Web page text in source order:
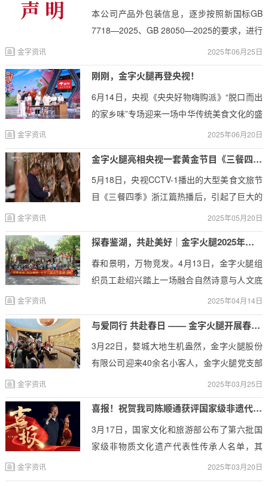
​本公司产品外包装信息，逐步按照新国标GB
7718—2025、GB 28050—2025的要求，进行
2025年06月25日
金字资讯
刚刚，金字火腿再登央视！
6月14日，央视《央央好物嗨购派》“脱口而出
的家乡味”专场迎来一场中华传统美食文化的盛
宴。作为金华火腿行业的代表，金字火腿携其
深厚底蕴与精湛技艺再度闪耀国家舞台，公司
首席火腿大师、“金华火腿腌制技艺”国家级非
遗传承人陈顺通与金字火腿总厨潘胜峰联袂登
场，在国家级媒体平台上，向全国观众生动演
绎了从千年古法到舌尖美味的传奇之旅。
2025年06月20日
金字资讯
金字火腿亮相央视一套黄金节目《三餐四季》！
5月18日，央视CCTV-1播出的大型美食文旅节
目《三餐四季》浙江篇热播后，引起了巨大的
反响。这一条跨越千年的风味传奇—金华火
腿，再次惊艳全国！
2025年05月20日
金字资讯
探春鉴湖，共赴美好｜金字火腿2025年春季团建活动圆满举行！
春和景明，万物竞发。4月13日，金字火腿组
织员工赴绍兴踏上一场融合自然诗意与人文底
蕴的春日团建之旅。从碧波荡漾的瓜渚湖到千
年流淌的鉴湖，员工们在自然美景中放松身
心，在互动中深化情谊，共同书写了一段充满
欢笑与温暖的团队记忆。
2025年04月14日
金字资讯
与爱同行 共赴春日 —— 金字火腿开展春日温暖“童”行主题党日活动
3月22日，婺城大地生机盎然，金字火腿股份
有限公司迎来40余名小客人，金字火腿党支部
联合金华幸福家人公益协会共同举办“相约金字
火腿 春日温暖‘童’行”主题党日活动，活动由婺
城区妇联和区教育局指导，旨在通过文化体
验、结对帮扶、实践体验等形式，搭建起爱心
帮扶桥梁，和孩子们一起迎接温暖的春天。
2025年03月25日
金字资讯
喜报！祝贺我司陈顺通获评国家级非遗代表性传承人
3月17日，国家文化和旅游部公布了第六批国
家级非物质文化遗产代表性传承人名单，其
中，我司陈顺通大师获评国遗项目金华火腿腌
制技艺——国家级非物质文化遗产代表性传承
2025年03月20日
金字资讯